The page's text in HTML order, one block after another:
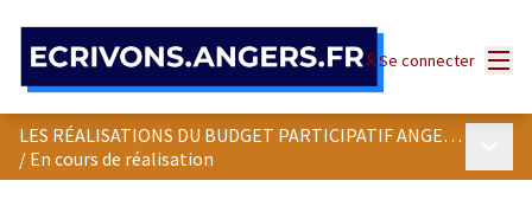
Se connecter
LES RÉALISATIONS DU BUDGET PARTICIPATIF ANGEVIN
/ En cours de réalisation